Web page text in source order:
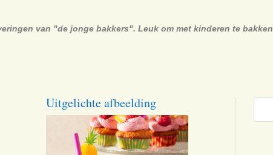
van "de jonge bakkers". Leuk om met kinderen te bakken
Uitgelichte afbeelding